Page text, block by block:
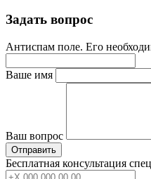
Задать вопрос
Антиспам поле. Его
Ваше имя
Ваш вопрос
Бесплатная консультация